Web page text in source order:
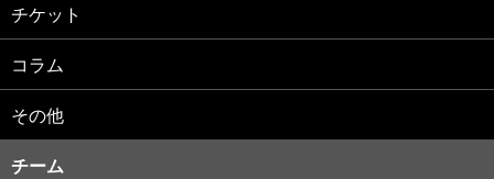
チケット
コラム
その他
チーム